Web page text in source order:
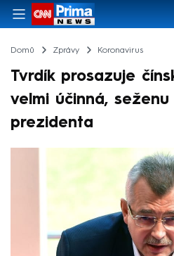
Domů Zprávy Koronavirus
Tvrdík prosazuje
velmi účinná,
prezidenta